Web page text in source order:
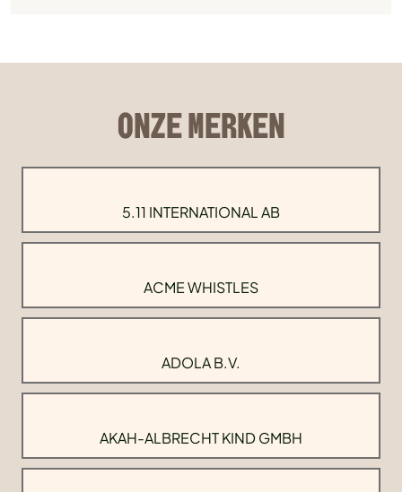
ONZE MERKEN
5.11 INTERNATIONAL AB
ACME WHISTLES
ADOLA B.V.
AKAH-ALBRECHT KIND GMBH